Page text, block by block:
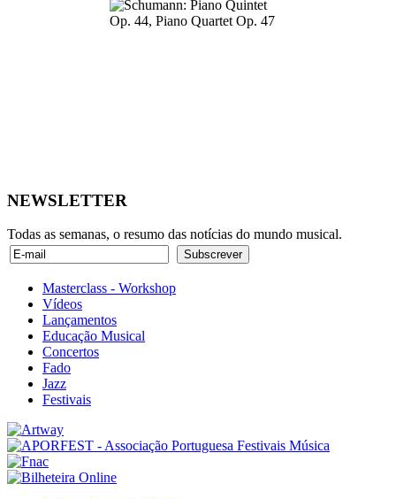
NEWSLETTER
Todas as semanas, o resumo das notícias do mundo musical.
Masterclass - Workshop
Vídeos
Lançamentos
Educação Musical
Concertos
Fado
Jazz
Festivais